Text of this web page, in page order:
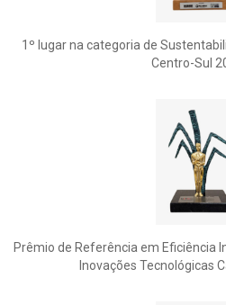
1º lugar na categoria de
Centro-Sul
Prêmio de Referência em Eficiência
Inovações Tecnológicas